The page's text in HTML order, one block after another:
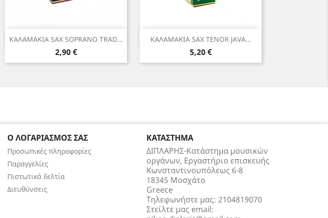
ΚΑΛΑΜΑΚΙΑ SAX SOPRANO TRAD...
Τιμή
2,90 €
Γρήγορη προβολή ΚΑΛΑΜΑΚΙΑ SAX TENOR JAVA...
Τιμή
5,20 €
Γρήγορη προβολή
Ο ΛΟΓΑΡΙΑΣΜΌΣ ΣΑΣ
Προσωπικές πληροφορίες
Παραγγελίες
Πιστωτικά δελτία
Διευθύνσεις
ΚΑΤΆΣΤΗΜΑ
ΔΙΠΛΑΡΗΣ-Κατάστημα μουσικών
οργάνων, Εργαστήριο επισκευής
Κωνσταντινουπόλεως 6-8
18345 Μοσχάτο
Greece
Τηλεφωνήστε μας: 2104819070
Στείλτε μας email: